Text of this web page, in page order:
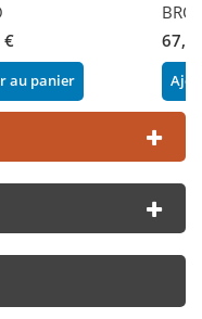
€
au panier